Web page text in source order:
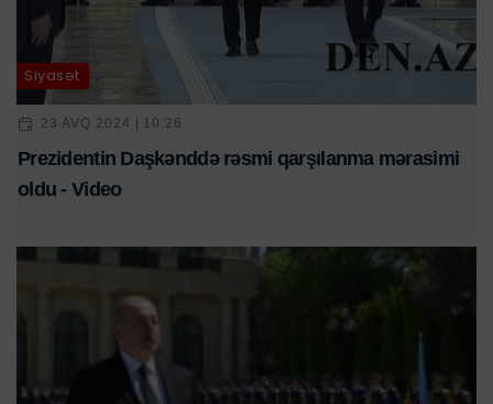
Siyasət
23 AVQ 2024 | 10:26
Prezidentin Daşkənddə rəsmi qarşılanma mərasimi
oldu - Video